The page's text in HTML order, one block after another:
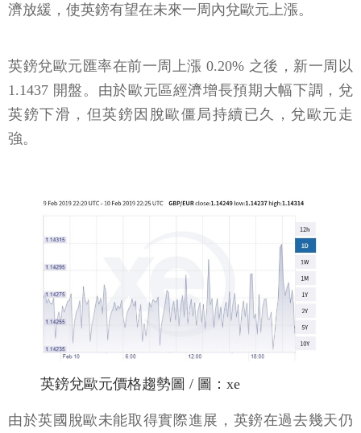
濟放緩，使英鎊有望在未來一周內兌歐元上漲。
英鎊兌歐元匯率在前一周上漲 0.20% 之後，新一周以
1.1437 開盤。由於歐元區經濟增長預期大幅下調，兌
英鎊下滑，但英鎊因脫歐僵局持續已久，兌歐元走
強。
英鎊兌歐元價格趨勢圖 / 圖：xe
由於英國脫歐未能取得實際進展，英鎊在過去幾天仍